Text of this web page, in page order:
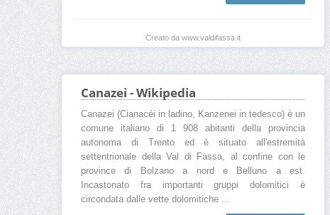
Creato da www.valdifassa.it
Canazei - Wikipedia
Canazei (Cianacéi in ladino, Kanzenei in tedesco) è un
comune italiano di 1 908 abitanti della provincia
autonoma di Trento ed è situato all'estremità
settentrionale della Val di Fassa, al confine con le
province di Bolzano a nord e Belluno a est.
Incastonato fra importanti gruppi dolomitici è
circondata dalle vette dolomitiche ...